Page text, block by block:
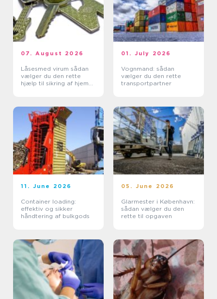
07. August 2026
Låsesmed virum sådan
vælger du den rette
hjælp til sikring af hjem
01. July 2026
Vognmand: sådan
vælger du den rette
transportpartner
11. June 2026
Container loading:
effektiv og sikker
håndtering af bulkgods
05. June 2026
Glarmester i København:
sådan vælger du den
rette til opgaven